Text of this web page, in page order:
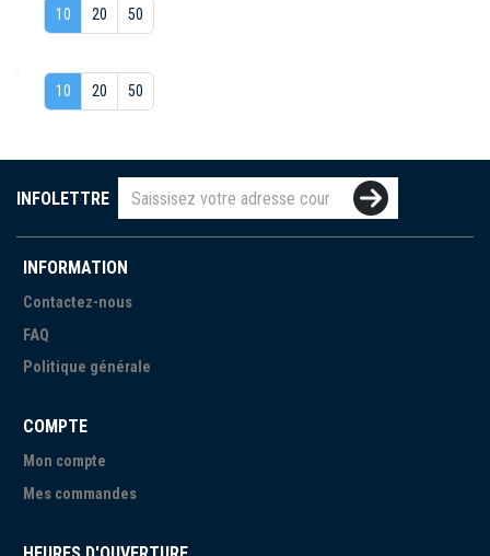
10 20 50
10 20 50
INFOLETTRE
INFORMATION
Contactez-nous
FAQ
Politique générale
COMPTE
Mon compte
Mes commandes